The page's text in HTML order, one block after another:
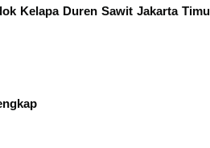
Kelapa Duren Sawit Jakarta